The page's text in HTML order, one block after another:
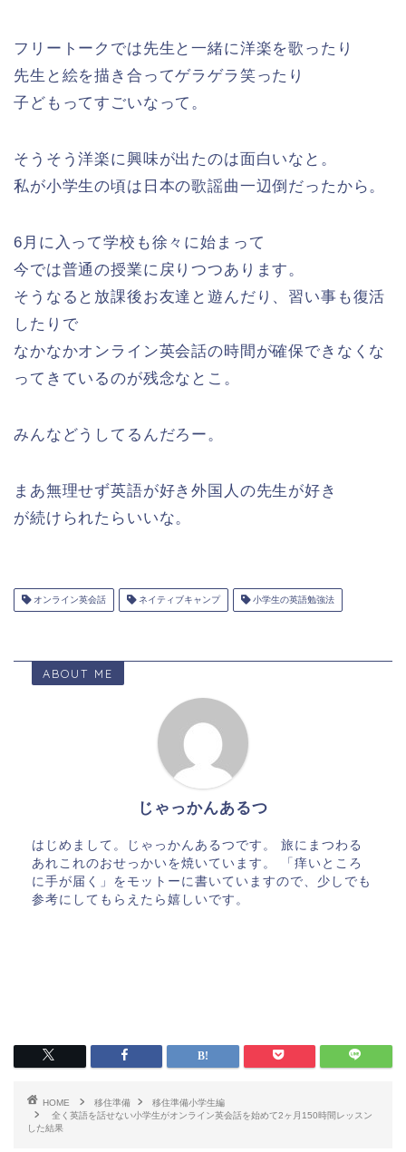
フリートークでは先生と一緒に洋楽を歌ったり
先生と絵を描き合ってゲラゲラ笑ったり
子どもってすごいなって。
そうそう洋楽に興味が出たのは面白いなと。
私が小学生の頃は日本の歌謡曲一辺倒だったから。
6月に入って学校も徐々に始まって
今では普通の授業に戻りつつあります。
そうなると放課後お友達と遊んだり、習い事も復活
したりで
なかなかオンライン英会話の時間が確保できなくな
ってきているのが残念なとこ。
みんなどうしてるんだろー。
まあ無理せず英語が好き外国人の先生が好き
が続けられたらいいな。
オンライン英会話 ネイティブキャンプ 小学生の英語勉強法
ABOUT ME
じゃっかんあるつ
はじめまして。じゃっかんあるつです。 旅にまつわる
あれこれのおせっかいを焼いています。 「痒いところ
に手が届く」をモットーに書いていますので、少しでも
参考にしてもらえたら嬉しいです。
HOME 移住準備
移住準備小学生編
全く英語を話せない小学生がオンライン英会話を始めて2ヶ月150時間レッスン
した結果